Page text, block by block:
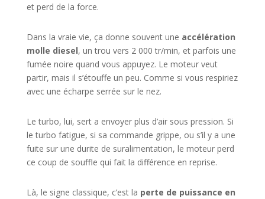
et perd de la force.
Dans la vraie vie, ça donne souvent une accélération
molle diesel, un trou vers 2 000 tr/min, et parfois une
fumée noire quand vous appuyez. Le moteur veut
partir, mais il s’étouffe un peu. Comme si vous respiriez
avec une écharpe serrée sur le nez.
Le turbo, lui, sert a envoyer plus d’air sous pression. Si
le turbo fatigue, si sa commande grippe, ou s’il y a une
fuite sur une durite de suralimentation, le moteur perd
ce coup de souffle qui fait la différence en reprise.
Là, le signe classique, c’est la perte de puissance en